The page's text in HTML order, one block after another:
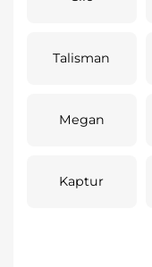
Talisman
Megan
Kaptur